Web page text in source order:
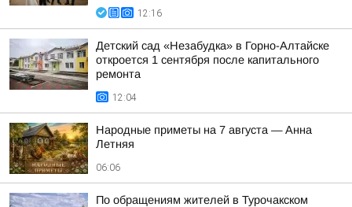
12:16
Детский сад «Незабудка» в Горно-Алтайске
откроется 1 сентября после капитального
ремонта
12:04
Hapoдныe пpимeты нa 7 aвгуcтa — Aннa
Лeтняя
06:06
По обращениям жителей в Турочакском